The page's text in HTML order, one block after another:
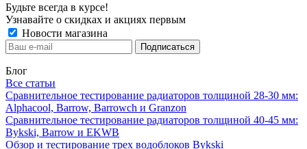
Будьте всегда в курсе!
Узнавайте о скидках и акциях первым
Новости магазина
Блог
Все статьи
Сравнительное тестирование радиаторов толщиной 28-30 мм:
Alphacool, Barrow, Barrowch и Granzon
Сравнительное тестирование радиаторов толщиной 40-45 мм:
Bykski, Barrow и EKWB
Обзор и тестирование трех водоблоков Bykski